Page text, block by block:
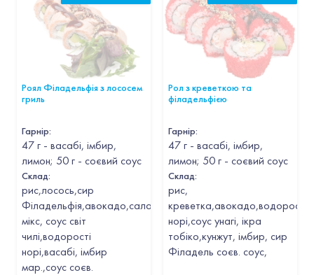
Роял Філадельфія з лососем
гриль
Гарнір:
47 г - васабі, імбир,
лимон; 50 г - соєвий соус
Склад:
рис,лосось,сир
Філадельфія,авокадо,салатний
мікс, соус світ
чилі,водорості
норі,васабі, імбир
мар.,соус соєв.
Рол з креветкою та
філадельфією
Гарнір:
47 г - васабі, імбир,
лимон; 50 г - соєвий соус
Склад:
рис,
креветка,авокадо,водорості
норі,соус унагі, ікра
тобіко,кунжут, імбир, сир
Філадель соєв. соус,